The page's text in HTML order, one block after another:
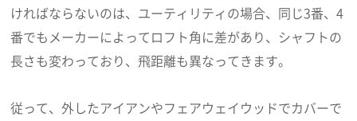
ければならないのは、ユーティリティの場合、同じ3番、4
番でもメーカーによってロフト角に差があり、シャフトの
長さも変わっており、飛距離も異なってきます。
従って、外したアイアンやフェアウェイウッドでカバーで